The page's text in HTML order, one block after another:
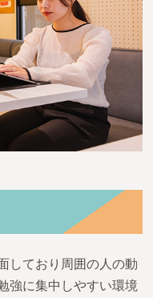
しており周囲の人の動
強に集中しやすい環境